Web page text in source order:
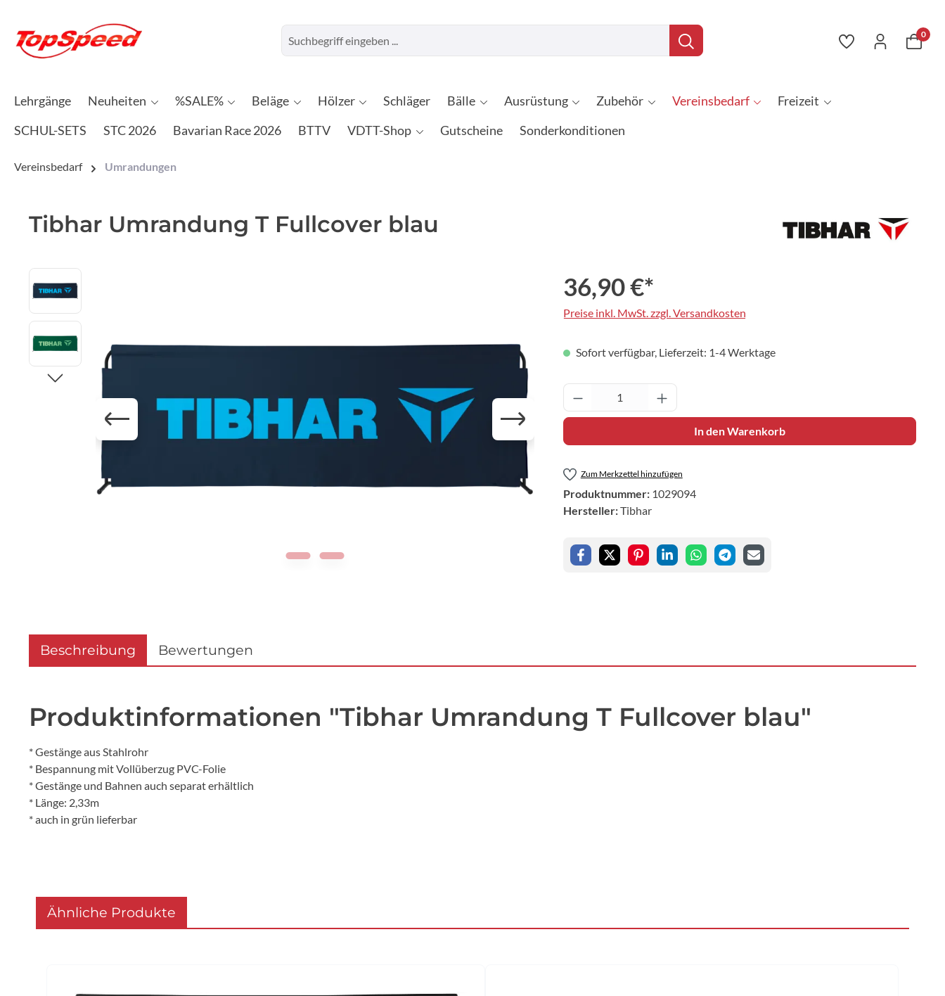
0
Lehrgänge Neuheiten %SALE% Beläge Hölzer Schläger Bälle Ausrüstung Zubehör Vereinsbedarf
Freizeit
SCHUL-SETS
STC 2026 Bavarian Race 2026 BTTV VDTT-Shop Gutscheine Sonderkonditionen
Vereinsbedarf Umrandungen
Tibhar Umrandung T Fullcover blau
Bildergalerie überspringen 36,90 €*
Preise inkl. MwSt. zzgl. Versandkosten
Sofort verfügbar, Lieferzeit: 1-4 Werktage
Produkt Anzahl: Gib den gewünschten Wert ein
In den Warenkorb
Zum Merkzettel hinzufügen
Produktnummer: 1029094
Hersteller:Tibhar
Beschreibung Bewertungen
Produktinformationen "Tibhar Umrandung T Fullcover blau"
* Gestänge aus Stahlrohr
* Bespannung mit Vollüberzug PVC-Folie
* Gestänge und Bahnen auch separat erhältlich
* Länge: 2,33m
* auch in grün lieferbar
Ähnliche Produkte